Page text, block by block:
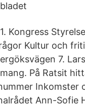
Kongress
Kultur och
7.
På Ratsit
Ann-Sofie